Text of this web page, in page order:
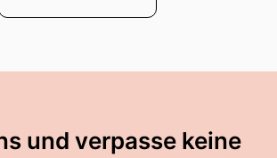
und verpasse keine